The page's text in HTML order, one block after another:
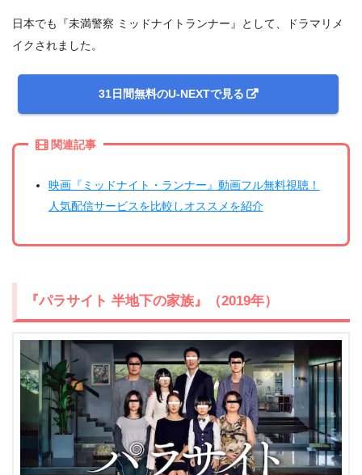
日本でも『未満警察 ミッドナイトランナー』として、ドラマリメ
イクされました。
31日間無料のU-NEXTで見る
関連記事
映画『ミッドナイト・ランナー』動画フル無料視聴！
人気配信サービスを比較しオススメを紹介
『パラサイト 半地下の家族』（2019年）